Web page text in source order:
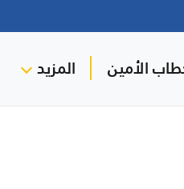
الأمين المزيد